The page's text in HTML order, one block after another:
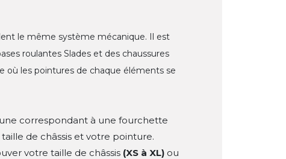
le même système mécanique. Il est
roulantes Slades et des chaussures
où les pointures de chaque éléments se
correspondant à une fourchette
de châssis et votre pointure.
votre taille de châssis (XS à XL) ou